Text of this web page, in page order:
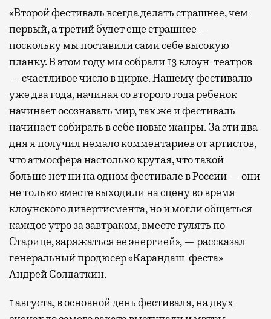
«Второй фестиваль всегда делать страшнее, чем
первый, а третий будет еще страшнее —
поскольку мы поставили сами себе высокую
планку. В этом году мы собрали 13 клоун-театров
— счастливое число в цирке. Нашему фестивалю
уже два года, начиная со второго года ребенок
начинает осознавать мир, так же и фестиваль
начинает собирать в себе новые жанры. За эти два
дня я получил немало комментариев от артистов,
что атмосфера настолько крутая, что такой
больше нет ни на одном фестивале в России — они
не только вместе выходили на сцену во время
клоунского дивертисмента, но и могли общаться
каждое утро за завтраком, вместе гулять по
Старице, заряжаться ее энергией», — рассказал
генеральный продюсер «Карандаш-феста»
Андрей Солдаткин.
1 августа, в основной день фестиваля, на двух